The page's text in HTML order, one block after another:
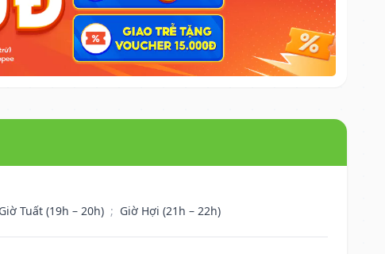
Giờ Tuất (19h – 20h) ; Giờ Hợi (21h – 22h)